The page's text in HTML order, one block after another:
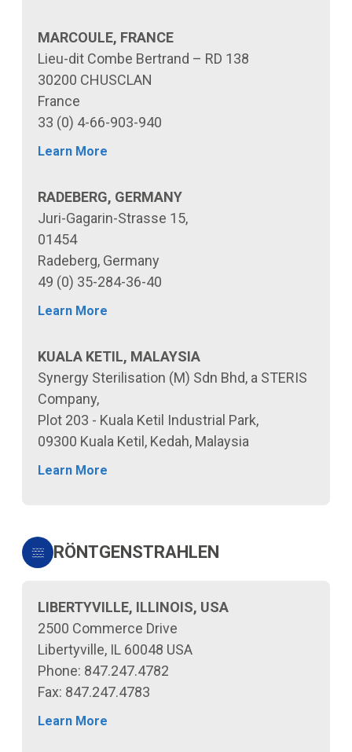
MARCOULE, FRANCE
Lieu-dit Combe Bertrand – RD 138
30200 CHUSCLAN
France
33 (0) 4-66-903-940
Learn More
RADEBERG, GERMANY
Juri-Gagarin-Strasse 15,
01454
Radeberg, Germany
49 (0) 35-284-36-40
Learn More
KUALA KETIL, MALAYSIA
Synergy Sterilisation (M) Sdn Bhd, a STERIS
Company,
Plot 203 - Kuala Ketil Industrial Park,
09300 Kuala Ketil, Kedah, Malaysia
Learn More
RÖNTGENSTRAHLEN
LIBERTYVILLE, ILLINOIS, USA
2500 Commerce Drive
Libertyville, IL 60048 USA
Phone: 847.247.4782
Fax: 847.247.4783
Learn More